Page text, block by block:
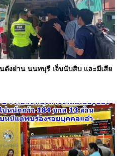
นดังย่าน นนทบุรี เจ็บนับสิบ และมีเสีย